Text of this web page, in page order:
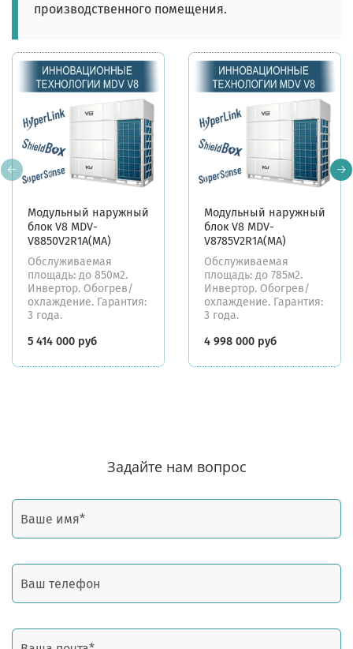
производственного помещения.
Модульный наружный
блок V8 MDV-
V8850V2R1A(MA)
Обслуживаемая
площадь: до 850м2.
Инвертор. Обогрев/
охлаждение. Гарантия:
3 года.
5 414 000 руб
Модульный наружный
блок V8 MDV-
V8785V2R1A(MA)
Обслуживаемая
площадь: до 785м2.
Инвертор. Обогрев/
охлаждение. Гарантия:
3 года.
4 998 000 руб
Задайте нам вопрос